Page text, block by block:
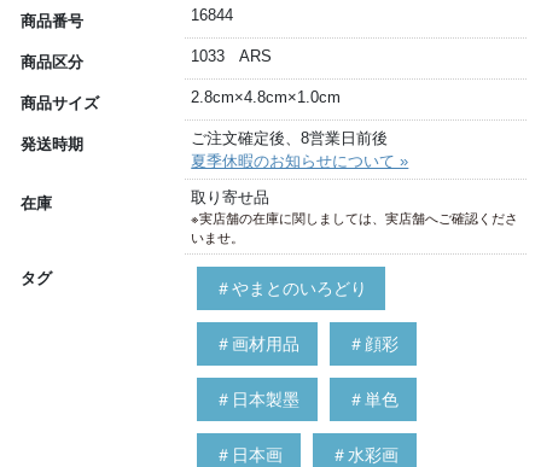
商品番号 16844
商品区分 1033 ARS
商品サイズ 2.8cm×4.8cm×1.0cm
発送時期
ご注文確定後、8営業日前後
夏季休暇のお知らせについて »
在庫 取り寄せ品
※実店舗の在庫に関しましては、実店舗へご確認くださ
いませ。
タグ
＃やまとのいろどり
＃画材用品 ＃顔彩
＃日本製墨 ＃単色
＃日本画 ＃水彩画